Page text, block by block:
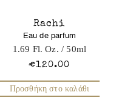
Rachi
Eau de parfum
1.69 Fl. Oz. / 50ml
€120.00
Προσθήκη στο καλάθι